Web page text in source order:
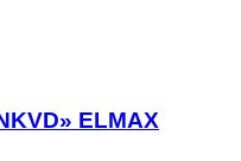
ELMAX